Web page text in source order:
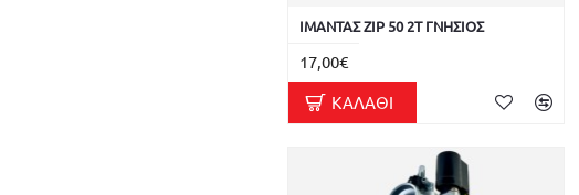
ΙΜΑΝΤΑΣ ZIP 50 2T ΓΝΗΣΙΟΣ
17,00€
ΚΑΛΆΘΙ